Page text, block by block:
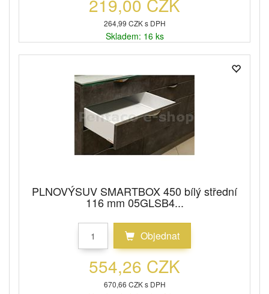
219,00 CZK
264,99 CZK s DPH
Skladem: 16 ks
PLNOVÝSUV SMARTBOX 450 bílý střední
116 mm 05GLSB4...
Objednat
554,26 CZK
670,66 CZK s DPH